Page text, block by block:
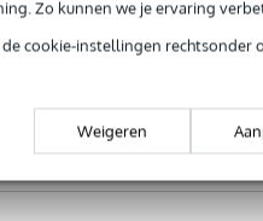
Zo kunnen we je ervaring
cookie-instellingen rechtsonder
Weigeren